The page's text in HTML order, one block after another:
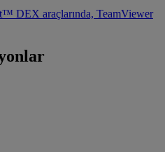
DEX araçlarında, TeamViewer